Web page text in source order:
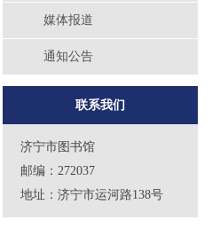
媒体报道
通知公告
联系我们
济宁市图书馆
邮编：272037
地址：济宁市运河路138号